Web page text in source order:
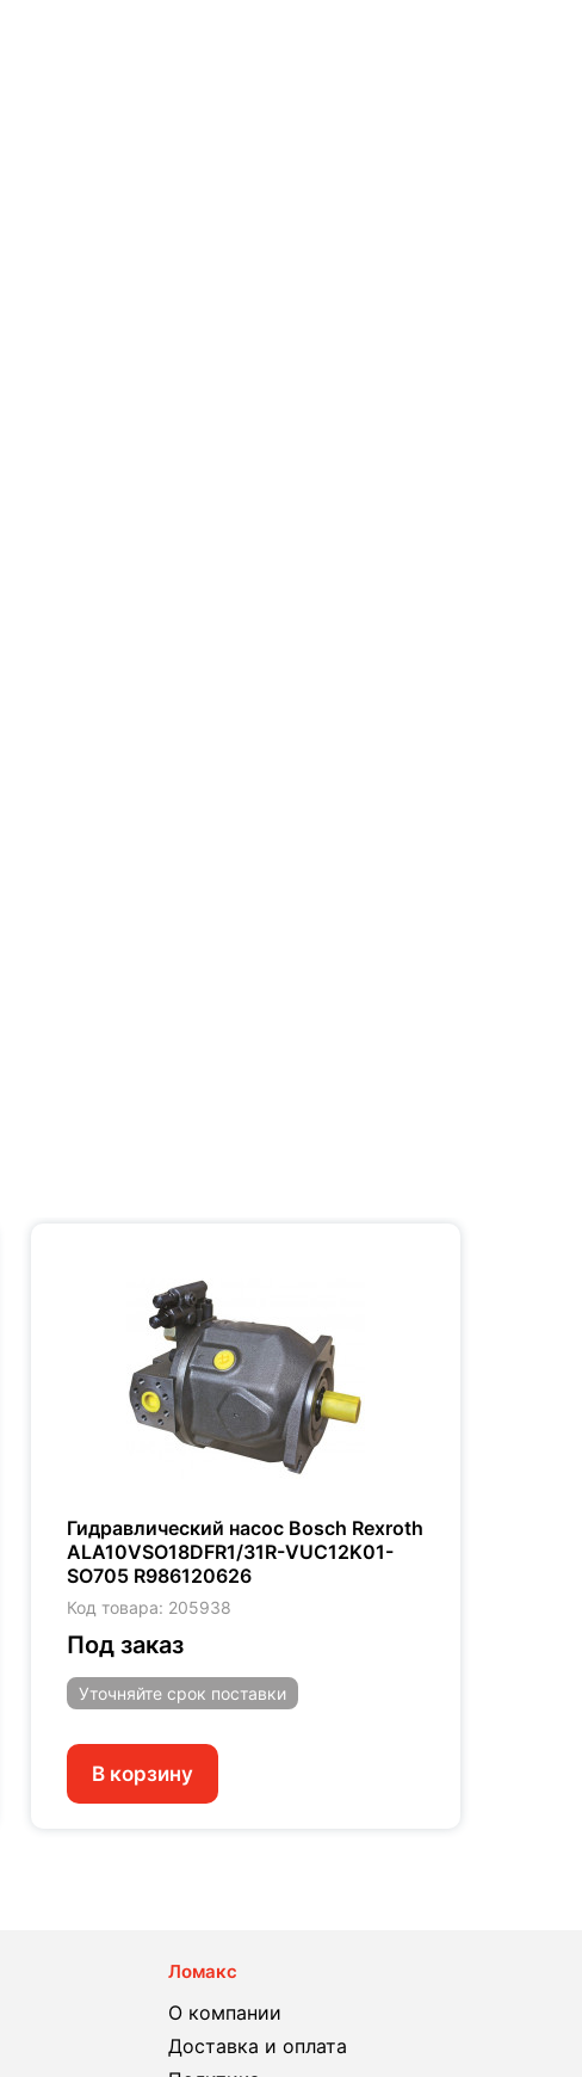
Гидравлический насос Bosch Rexroth
ALA10VSO18DFR1/31R-VUC12K01-
SO705 R986120626
Код товара: 205938
Под заказ
Уточняйте срок поставки
В корзину
Ломакс
О компании
Доставка и оплата